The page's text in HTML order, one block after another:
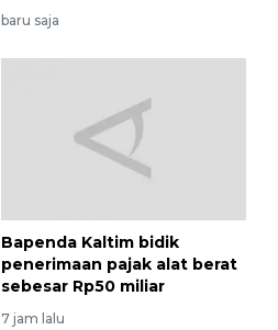
baru saja
Bapenda Kaltim bidik
penerimaan pajak alat berat
sebesar Rp50 miliar
7 jam lalu